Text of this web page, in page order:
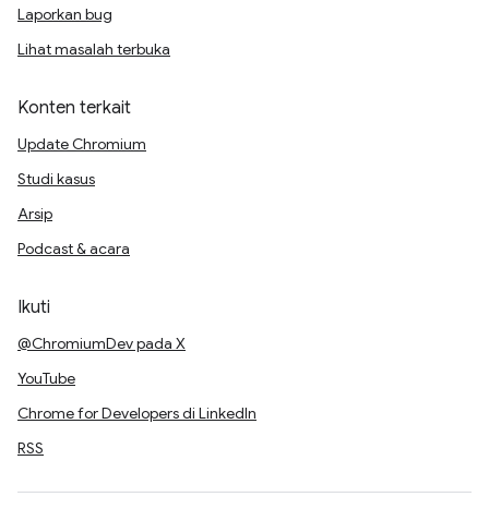
Laporkan bug
Lihat masalah terbuka
Konten terkait
Update Chromium
Studi kasus
Arsip
Podcast & acara
Ikuti
@ChromiumDev pada X
YouTube
Chrome for Developers di LinkedIn
RSS